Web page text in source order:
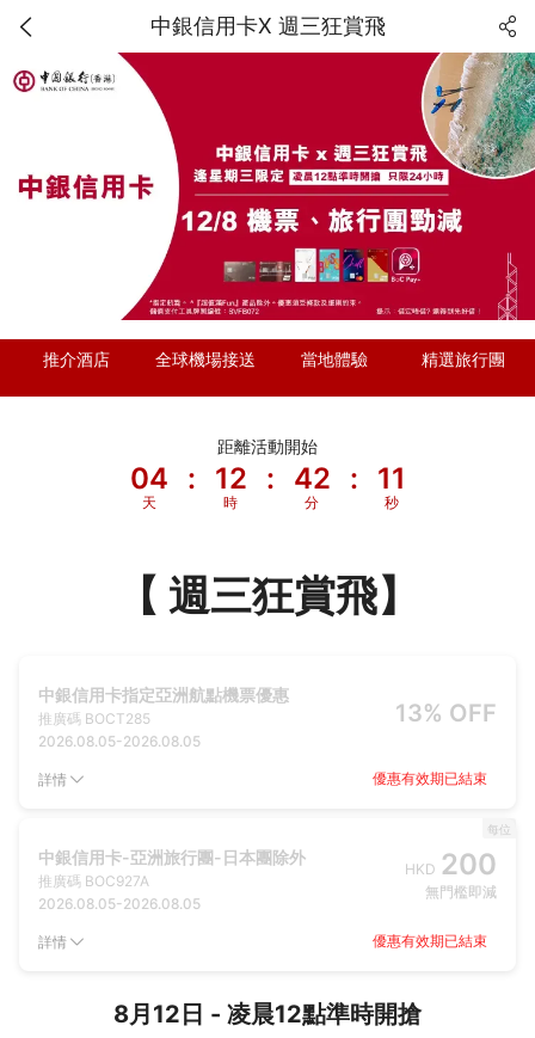
中銀信用卡X 週三狂賞飛
推介酒店 全球機場接送 當地體驗 精選旅行團
距離活動開始
04
天
: 12
時
: 42
分
: 11
秒
【 週三狂賞飛】
中銀信用卡指定亞洲航點機票優惠
推廣碼 BOCT285
2026.08.05-2026.08.05
13% OFF
詳情 優惠有效期已結束
中銀信用卡-亞洲旅行團-日本團除外
推廣碼 BOC927A
2026.08.05-2026.08.05
HKD 200
無門檻即減
每位
詳情 優惠有效期已結束
8月12日 - 凌晨12點準時開搶